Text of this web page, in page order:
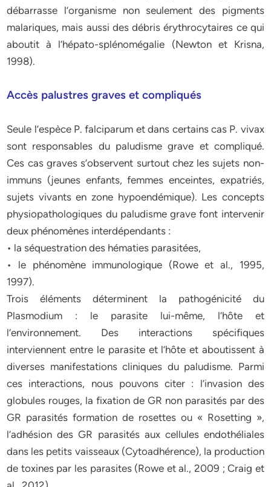
débarrasse l’organisme non seulement des pigments
malariques, mais aussi des débris érythrocytaires ce qui
aboutit à l’hépato-splénomégalie (Newton et Krisna,
1998).
Accès palustres graves et compliqués
Seule l’espèce P. falciparum et dans certains cas P. vivax
sont responsables du paludisme grave et compliqué.
Ces cas graves s’observent surtout chez les sujets non-
immuns (jeunes enfants, femmes enceintes, expatriés,
sujets vivants en zone hypoendémique). Les concepts
physiopathologiques du paludisme grave font intervenir
deux phénomènes interdépendants :
• la séquestration des hématies parasitées,
• le phénomène immunologique (Rowe et al., 1995,
1997).
Trois éléments déterminent la pathogénicité du
Plasmodium : le parasite lui-même, l’hôte et
l’environnement. Des interactions spécifiques
interviennent entre le parasite et l’hôte et aboutissent à
diverses manifestations cliniques du paludisme. Parmi
ces interactions, nous pouvons citer : l’invasion des
globules rouges, la fixation de GR non parasités par des
GR parasités formation de rosettes ou « Rosetting »,
l’adhésion des GR parasités aux cellules endothéliales
dans les petits vaisseaux (Cytoadhérence), la production
de toxines par les parasites (Rowe et al., 2009 ; Craig et